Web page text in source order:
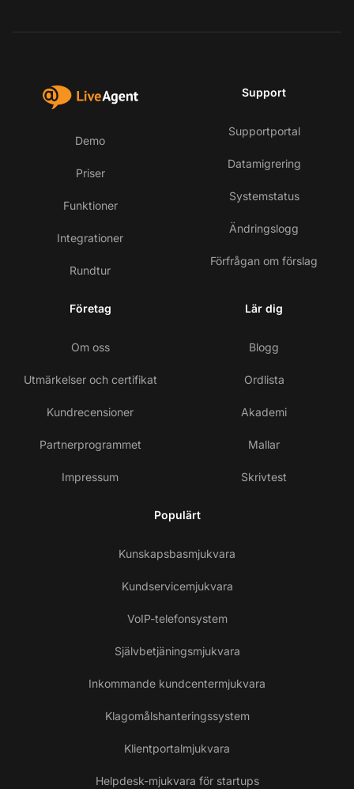
Demo
Priser
Funktioner
Integrationer
Rundtur
Support
Supportportal
Datamigrering
Systemstatus
Ändringslogg
Förfrågan om förslag
Företag
Om oss
Utmärkelser och certifikat
Kundrecensioner
Partnerprogrammet
Impressum
Lär dig
Blogg
Ordlista
Akademi
Mallar
Skrivtest
Populärt
Kunskapsbasmjukvara
Kundservicemjukvara
VoIP-telefonsystem
Självbetjäningsmjukvara
Inkommande kundcentermjukvara
Klagomålshanteringssystem
Klientportalmjukvara
Helpdesk-mjukvara för startups